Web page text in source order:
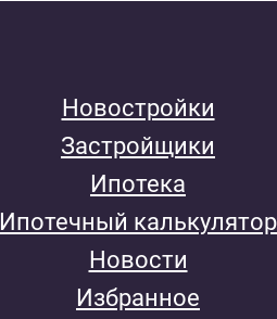
Новостройки
Застройщики
Ипотека
Ипотечный калькулятор
Новости
Избранное